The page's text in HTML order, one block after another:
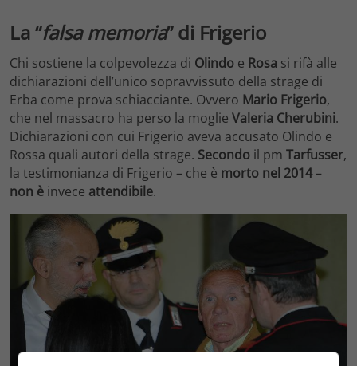
La “falsa memoria” di Frigerio
Chi sostiene la colpevolezza di Olindo e Rosa si rifà alle
dichiarazioni dell’unico sopravvissuto della strage di
Erba come prova schiacciante. Ovvero Mario Frigerio,
che nel massacro ha perso la moglie Valeria Cherubini.
Dichiarazioni con cui Frigerio aveva accusato Olindo e
Rossa quali autori della strage. Secondo il pm Tarfusser,
la testimonianza di Frigerio – che è morto nel 2014–
non è invece attendibile.